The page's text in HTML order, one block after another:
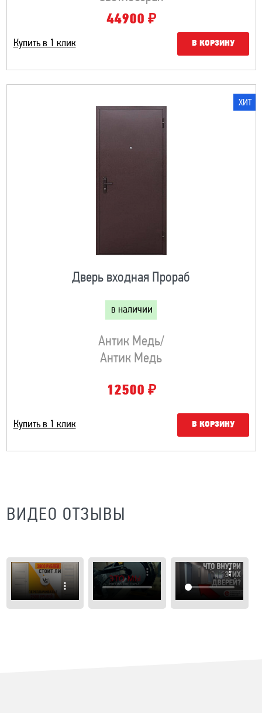
44900 ₽
Купить в 1 клик В КОРЗИНУ
ХИТ
Дверь входная Прораб
в наличии
Антик Медь/
Антик Медь
12500 ₽
Купить в 1 клик В КОРЗИНУ
ВИДЕО ОТЗЫВЫ